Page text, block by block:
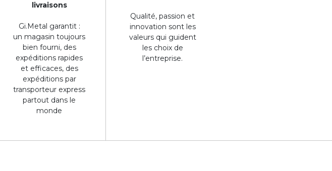
livraisons
Gi.Metal garantit :
un magasin toujours
bien fourni, des
expéditions rapides
et efficaces, des
expéditions par
transporteur express
partout dans le
monde
Qualité, passion et
innovation sont les
valeurs qui guident
les choix de
l’entreprise.